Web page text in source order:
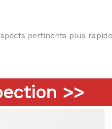
pertinents plus
>>